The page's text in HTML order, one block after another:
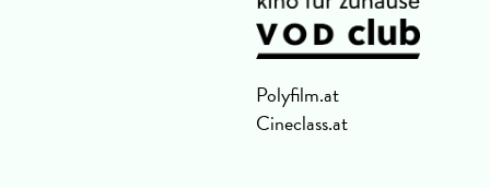
Polyfilm.at
Cineclass.at